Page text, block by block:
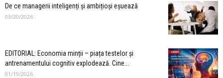
De ce managerii inteligenți și ambițioși eșuează
03/20/2026
EDITORIAL: Economia minții – piața testelor și
antrenamentului cognitiv explodează. Cine...
01/19/2026